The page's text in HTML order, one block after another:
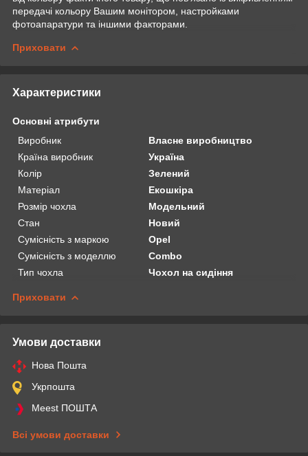
передачі кольору Вашим монітором, настройками
фотоапаратури та іншими факторами.
Приховати
Характеристики
Основні атрибути
Виробник
Власне виробництво
Країна виробник
Україна
Колір
Зелений
Матеріал
Екошкіра
Розмір чохла
Модельний
Стан
Новий
Сумісність з маркою
Opel
Сумісність з моделлю
Combo
Тип чохла
Чохол на сидіння
Приховати
Умови доставки
Нова Пошта
Укрпошта
Meest ПОШТА
Всі умови доставки